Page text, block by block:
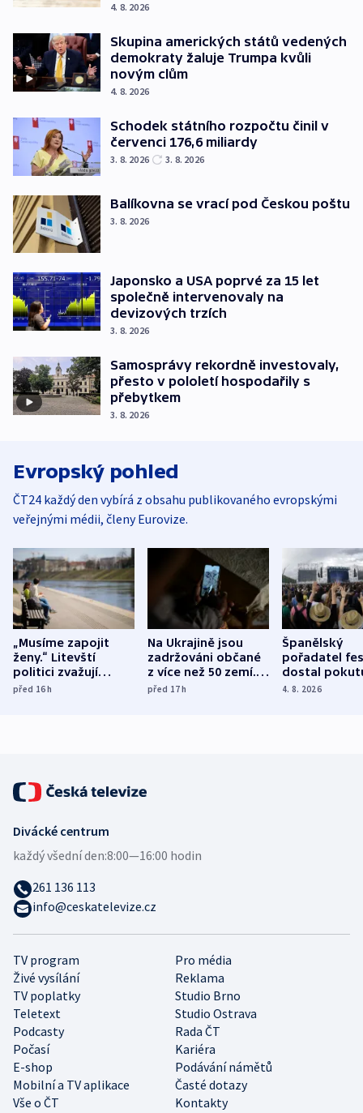
4. 8. 2026
Skupina amerických států vedených
demokraty žaluje Trumpa kvůli
novým clům
4. 8. 2026
Schodek státního rozpočtu činil v
červenci 176,6 miliardy
3. 8. 2026 3. 8. 2026
Balíkovna se vrací pod Českou poštu
3. 8. 2026
Japonsko a USA poprvé za 15 let
společně intervenovaly na
devizových trzích
3. 8. 2026
Samosprávy rekordně investovaly,
přesto v pololetí hospodařily s
přebytkem
3. 8. 2026
Evropský pohled
ČT24 každý den vybírá z obsahu publikovaného evropskými
veřejnými médii, členy Eurovize.
„Musíme zapojit
ženy.“ Litevští
politici zvažují
dohodu o
před 16h
Na Ukrajině jsou
zadržováni občané
z více než 50 zemí.
Bojovali na straně
před 17h
Španělský
pořadatel
dostal
nekalé
4. 8. 2026
TV program
Pro média
Živé vysílání
Reklama
TV poplatky
Studio Brno
Teletext
Studio Ostrava
Podcasty
Rada ČT
Počasí
Kariéra
E-shop
Podávání námětů
Mobilní a TV aplikace
Časté dotazy
Vše o ČT
Kontakty
Divácké centrum
každý všední den:8:00—16:00 hodin
261 136 113
info@ceskatelevize.cz